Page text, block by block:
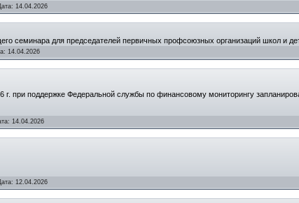
14.04.2026
семинара для председателей первичных профсоюзных организаций школ и
14.04.2026
при поддержке Федеральной службы по финансовому мониторингу
14.04.2026
12.04.2026